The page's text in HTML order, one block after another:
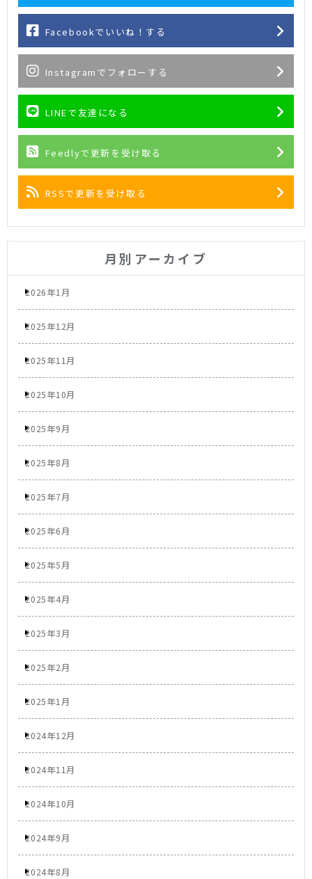
Facebookでいいね！する
Instagramでフォローする
LINEで友達になる
Feedlyで更新を受け取る
RSSで更新を受け取る
月別アーカイブ
2026年1月
2025年12月
2025年11月
2025年10月
2025年9月
2025年8月
2025年7月
2025年6月
2025年5月
2025年4月
2025年3月
2025年2月
2025年1月
2024年12月
2024年11月
2024年10月
2024年9月
2024年8月